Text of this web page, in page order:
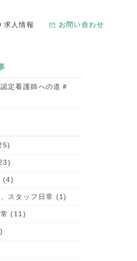
求人情報 forward_to_inbox お問い合わせ
定看護師への道＃
(4)
スタッフ日常 (1)
常 (11)